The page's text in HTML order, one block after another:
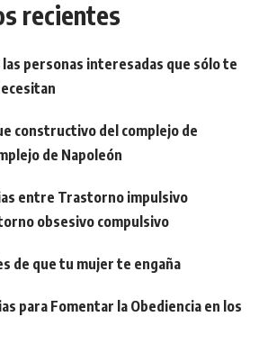
recientes
las personas interesadas que sólo te
constructivo del complejo de
de Napoleón
entre Trastorno impulsivo
obsesivo compulsivo
de que tu mujer te engaña
para Fomentar la Obediencia en los